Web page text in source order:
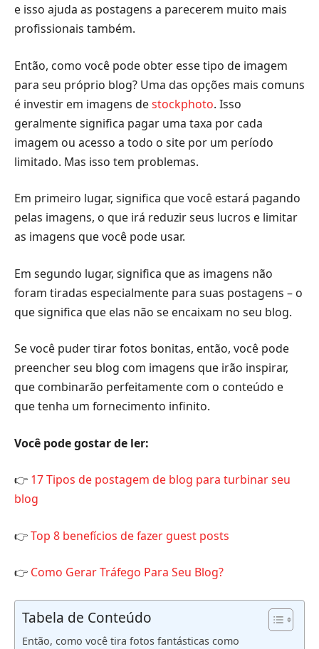
e isso ajuda as postagens a parecerem muito mais
profissionais também.
Então, como você pode obter esse tipo de imagem
para seu próprio blog? Uma das opções mais comuns
é investir em imagens destockphoto. Isso
geralmente significa pagar uma taxa por cada
imagem ou acesso a todo o site por um período
limitado. Mas isso tem problemas.
Em primeiro lugar, significa que você estará pagando
pelas imagens, o que irá reduzir seus lucros e limitar
as imagens que você pode usar.
Em segundo lugar, significa que as imagens não
foram tiradas especialmente para suas postagens – o
que significa que elas não se encaixam no seu blog.
Se você puder tirar fotos bonitas, então, você pode
preencher seu blog com imagens que irão inspirar,
que combinarão perfeitamente com o conteúdo e
que tenha um fornecimento infinito.
Você pode gostar de ler:
👉 17 Tipos de postagem de blog para turbinar seu
blog
👉Top 8 benefícios de fazer guest posts
👉 Como Gerar Tráfego Para Seu Blog?
Tabela de Conteúdo
Então, como você tira fotos fantásticas como